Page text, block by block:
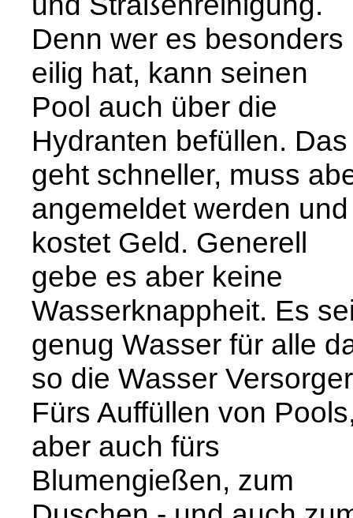
Denn wer es besonders
eilig hat, kann seinen
Pool auch über die
Hydranten befüllen. Das
geht schneller, muss
angemeldet werden und
kostet Geld. Generell
gebe es aber keine
Wasserknappheit. Es
genug Wasser für alle
so die Wasser
Fürs Auffüllen von
aber auch fürs
Blumengießen, zum